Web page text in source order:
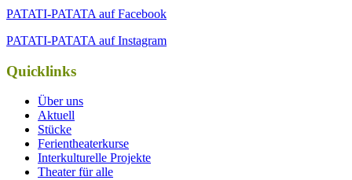
PATATI-PATATA auf Facebook
PATATI-PATATA auf Instagram
Quicklinks
Über uns
Aktuell
Stücke
Ferientheaterkurse
Interkulturelle Projekte
Theater für alle